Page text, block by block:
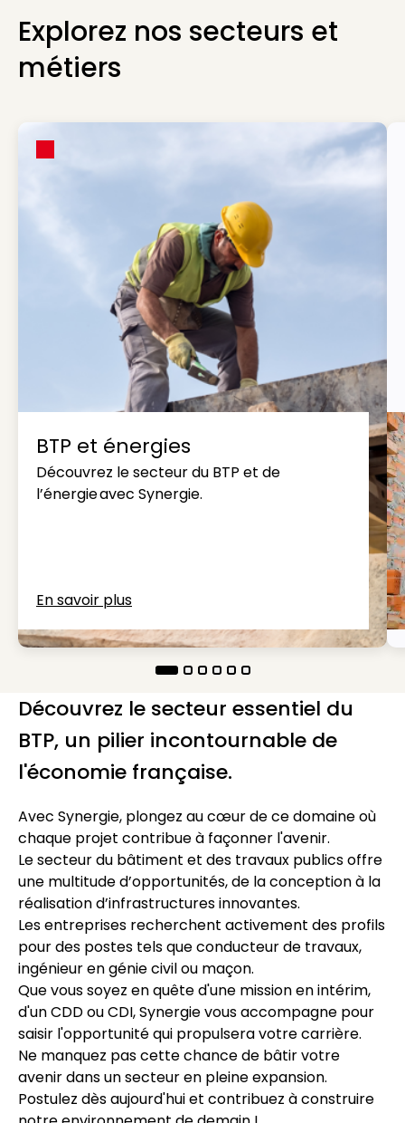
Explorez nos secteurs et
métiers
BTP et énergies
Découvrez le secteur du BTP et de
l’énergie avec Synergie.
En savoir plus
Découvrez le secteur essentiel du
BTP, un pilier incontournable de
l'économie française.
Avec Synergie, plongez au cœur de ce domaine où
chaque projet contribue à façonner l'avenir.
Le secteur du bâtiment et des travaux publics offre
une multitude d’opportunités, de la conception à la
réalisation d’infrastructures innovantes.
Les entreprises recherchent activement des profils
pour des postes tels que conducteur de travaux,
ingénieur en génie civil ou maçon.
Que vous soyez en quête d'une mission en intérim,
d'un CDD ou CDI, Synergie vous accompagne pour
saisir l'opportunité qui propulsera votre carrière.
Ne manquez pas cette chance de bâtir votre
avenir dans un secteur en pleine expansion.
Postulez dès aujourd'hui et contribuez à construire